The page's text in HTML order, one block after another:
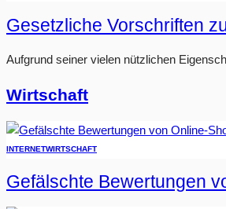
Gesetzliche Vorschriften
Aufgrund seiner vielen nützlichen
Wirtschaft
INTERNETWIRTSCHAFT
Gefälschte Bewertungen